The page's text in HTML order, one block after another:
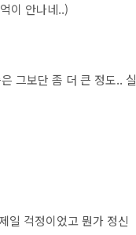
이 안나네..)
그보단 좀 더 큰 정도.. 실
일 걱정이었고 뭔가 정신